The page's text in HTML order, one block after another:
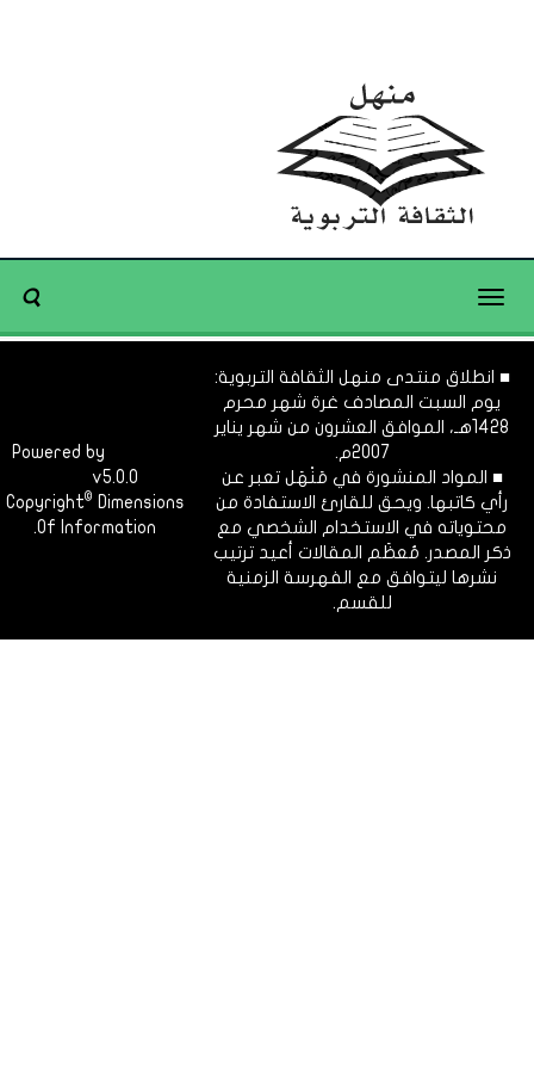
Toggle
■ انطلاق منتدى منهل الثقافة التربوية:
يوم السبت المصادف غرة شهر محرم
1428هـ، الموافق العشرون من شهر يناير
2007م.
■ المواد المنشورة في مَنْهَل تعبر عن
رأي كاتبها. ويحق للقارئ الاستفادة من
محتوياته في الاستخدام الشخصي مع
ذكر المصدر. مُعظَم المقالات أعيد ترتيب
نشرها ليتوافق مع الفهرسة الزمنية
للقسم.
Powered by
v5.0.0
Copyright©
Dimensions
Of Information.